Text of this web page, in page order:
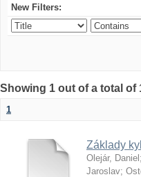
New Filters:
Showing 1 out of a total
1
Základy
Olejár, Daniel ;
Jaroslav;